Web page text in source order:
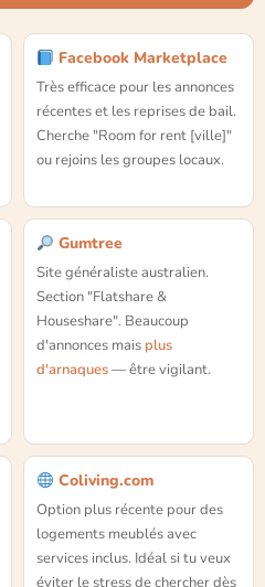
Facebook Marketplace
Très efficace pour les annonces
récentes et les reprises de bail.
Cherche "Room for rent [ville]"
ou rejoins les groupes locaux.
Gumtree
Site généraliste australien.
Section "Flatshare &
Houseshare". Beaucoup
d'annonces mais plus
d'arnaques— être vigilant.
Coliving.com
Option plus récente pour des
logements meublés avec
services inclus. Idéal si tu veux